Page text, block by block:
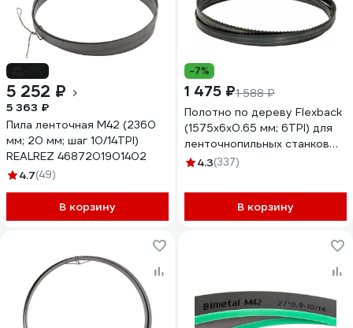
5 252 ₽
5 363 ₽
Пила ленточная M42 (2360
мм; 20 мм; шаг 10/14TPI)
REALREZ 4687201901402
4.7(49)
В корзину
-7%
1 475 ₽1 588 ₽
Полотно по дереву Flexback
(1575х6х0.65 мм; 6TPI) для
ленточнопильных станков
WOODWORK F6.6.1575-6
4.3(337)
В корзину